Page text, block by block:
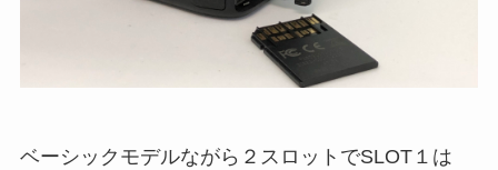
ベーシックモデルながら２スロットでSLOT１は